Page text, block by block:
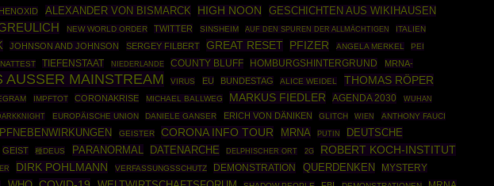
ALEXANDER VON BISMARCK HIGH NOON GESCHICHTEN AUS WIKIHAUSEN
NEW WORLD ORDER TWITTER SINSHEIM AUF DEN SPUREN DER ALLMÄCHTIGEN
ITALIEN
JOHNSON AND JOHNSON SERGEY FILBERT GREAT RESET PFIZER ANGELA MERKEL
PEI
TIEFENSTAAT NIEDERLANDE COUNTY BLUFF HOMBURGSHINTERGRUND
MRNA-
AUSSER MAINSTREAM VIRUS EU BUNDESTAG ALICE WEIDEL THOMAS RÖPER
IMPFTOT CORONAKRISE MICHAEL BALLWEG MARKUS FIEDLER AGENDA 2030 WUHAN
EUROPÄISCHE UNION DANIELE GANSER ERICH VON DÄNIKEN GLITCH WIEN ANTHONY FAUCI
GEISTER CORONA INFO TOUR MRNA PUTIN
DEUTSCHE
GEIST 種DEUS PARANORMAL DATENARCHE DELPHISCHER ORT 2G ROBERT KOCH-INSTITUT
DIRK POHLMANN VERFASSUNGSSCHUTZ DEMONSTRATION QUERDENKEN
MYSTERY